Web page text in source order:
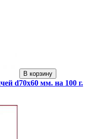
В корзину
d70х60 мм. на 100 г.